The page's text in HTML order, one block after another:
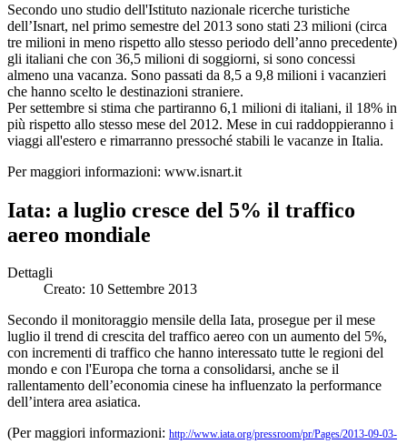
Secondo uno studio dell'Istituto nazionale ricerche turistiche
dell’Isnart, nel primo semestre del 2013 sono stati 23 milioni (circa
tre milioni in meno rispetto allo stesso periodo dell’anno precedente)
gli italiani che con 36,5 milioni di soggiorni, si sono concessi
almeno una vacanza. Sono passati da 8,5 a 9,8 milioni i vacanzieri
che hanno scelto le destinazioni straniere.
Per settembre si stima che partiranno 6,1 milioni di italiani, il 18% in
più rispetto allo stesso mese del 2012. Mese in cui raddoppieranno i
viaggi all'estero e rimarranno pressoché stabili le vacanze in Italia.
Per maggiori informazioni: www.isnart.it
Iata: a luglio cresce del 5% il traffico
aereo mondiale
Dettagli
Creato: 10 Settembre 2013
Secondo il monitoraggio mensile della Iata, prosegue per il mese
luglio il trend di crescita del traffico aereo con un aumento del 5%,
con incrementi di traffico che hanno interessato tutte le regioni del
mondo e con l'Europa che torna a consolidarsi, anche se il
rallentamento dell’economia cinese ha influenzato la performance
dell’intera area asiatica.
(Per maggiori informazioni: http://www.iata.org/pressroom/pr/Pages/2013-09-03-